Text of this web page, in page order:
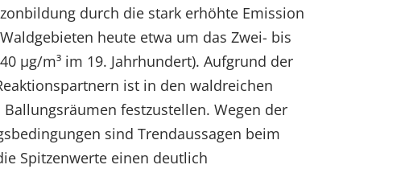
durch die stark erhöhte Emission
heute etwa um das Zwei- bis
µg/m³ im 19. Jahrhundert). Aufgrund der
ist in den waldreichen
festzustellen. Wegen der
sind Trendaussagen beim
Spitzenwerte einen deutlich